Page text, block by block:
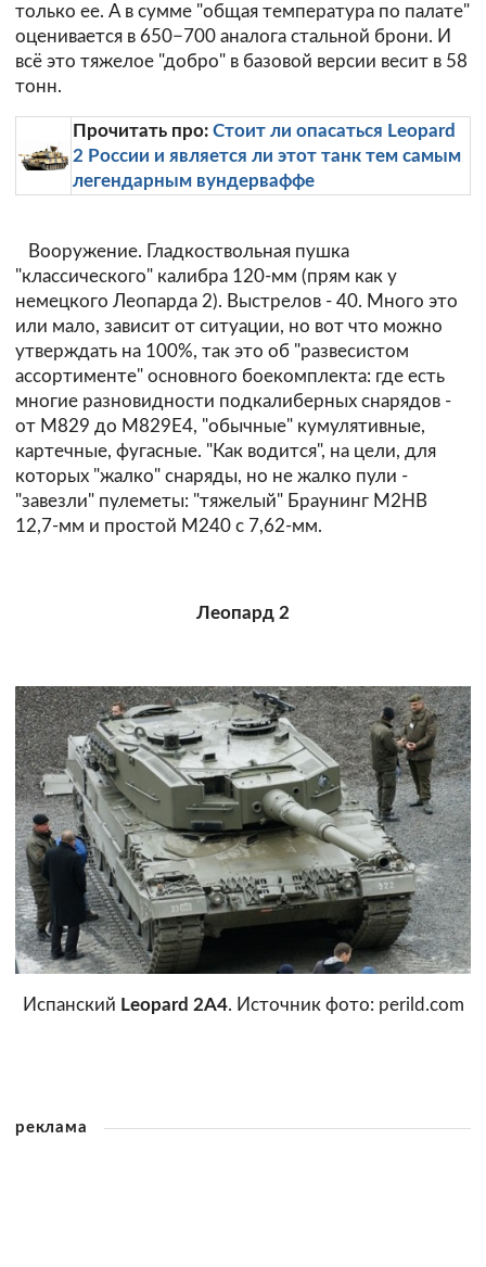
только ее. А в сумме "общая температура по палате"
оценивается в 650−700 аналога стальной брони. И
всё это тяжелое "добро" в базовой версии весит в 58
тонн.
Прочитать про: Стоит ли опасаться Leopard
2 России и является ли этот танк тем самым
легендарным вундерваффе
Вооружение. Гладкоствольная пушка
"классического" калибра 120-мм (прям как у
немецкого Леопарда 2). Выстрелов - 40. Много это
или мало, зависит от ситуации, но вот что можно
утверждать на 100%, так это об "развесистом
ассортименте" основного боекомплекта: где есть
многие разновидности подкалиберных снарядов -
от М829 до M829E4, "обычные" кумулятивные,
картечные, фугасные. "Как водится", на цели, для
которых "жалко" снаряды, но не жалко пули -
"завезли" пулеметы: "тяжелый" Браунинг M2HB
12,7-мм и простой M240 с 7,62-мм.
Леопард 2
Испанский Leopard 2A4. Источник фото: perild.com
реклама